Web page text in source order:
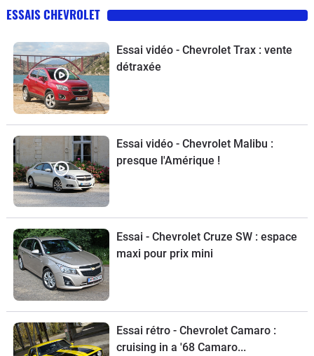
ESSAIS CHEVROLET
Essai vidéo - Chevrolet Trax : vente
détraxée
Essai vidéo - Chevrolet Malibu :
presque l'Amérique !
Essai - Chevrolet Cruze SW : espace
maxi pour prix mini
Essai rétro - Chevrolet Camaro :
cruising in a '68 Camaro...